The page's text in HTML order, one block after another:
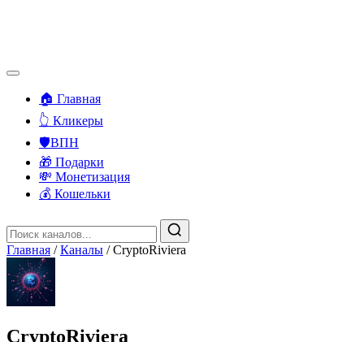
🏠 Главная
👆 Кликеры
🛡️ВПН
🎁 Подарки
💸 Монетизация
💰 Кошельки
Главная / Каналы / CryptoRiviera
CryptoRiviera